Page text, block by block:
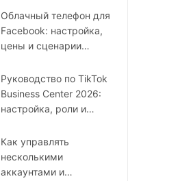
Облачный телефон для
Facebook: настройка,
цены и сценарии
году
Руководство по TikTok
Business Center 2026:
настройка, роли и
Как управлять
несколькими
аккаунтами и